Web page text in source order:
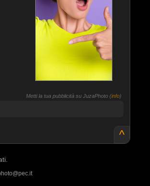
Metti la tua pubblicità su JuzaPhoto (info)
^